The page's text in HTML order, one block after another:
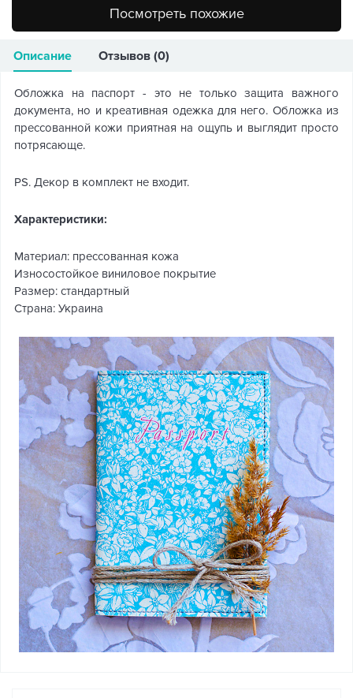
Посмотреть похожие
Описание Отзывов (0)
Обложка на паспорт - это не только защита важного
документа, но и креативная одежка для него. Обложка из
прессованной кожи приятная на ощупь и выглядит просто
потрясающе.
PS. Декор в комплект не входит.
Характеристики:
Материал: прессованная кожа
Износостойкое виниловое покрытие
Размер: стандартный
Страна: Украина